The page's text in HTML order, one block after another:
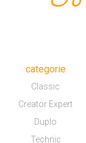
categorie
Classic
Creator Expert
Duplo
Technic